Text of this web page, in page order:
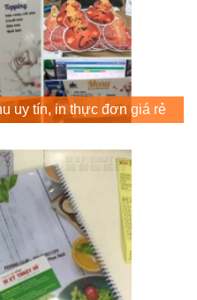
uy tín, in thực đơn giá rẻ